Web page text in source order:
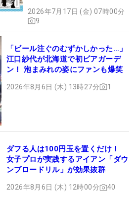
2026年7月17日 (金) 07時00分
9
「ビール注ぐのむずかしかった…」
江口紗代が北海道で初ビアガーデ
ン！ 泡まみれの姿にファンも爆笑
2026年8月6日 (木) 13時27分 1
ダフる人は100円玉を置くだけ！
女子プロが実践するアイアン「ダウ
ンブロードリル」が効果抜群
2026年8月6日 (木) 12時00分 40